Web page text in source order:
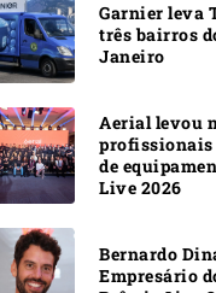
Garnier leva
três bairros
Janeiro
Aerial levou
profissionais
de
Live 2026
Bernardo
Empresário